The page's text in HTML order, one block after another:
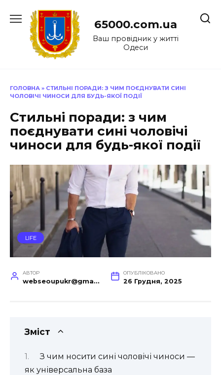
до
65000.com.ua
Ваш провідник у житті
Одеси
ГОЛОВНА » СТИЛЬНІ ПОРАДИ: З ЧИМ ПОЄДНУВАТИ СИНІ
ЧОЛОВІЧІ ЧИНОСИ ДЛЯ БУДЬ-ЯКОЇ ПОДІЇ
Стильні поради: з чим
поєднувати сині чоловічі
чиноси для будь-якої події
LIFE
АВТОР
webseoupukr@gmail.com
ОПУБЛІКОВАНО
26 Грудня, 2025
Зміст
З чим носити сині чоловічі чиноси —
як універсальна база